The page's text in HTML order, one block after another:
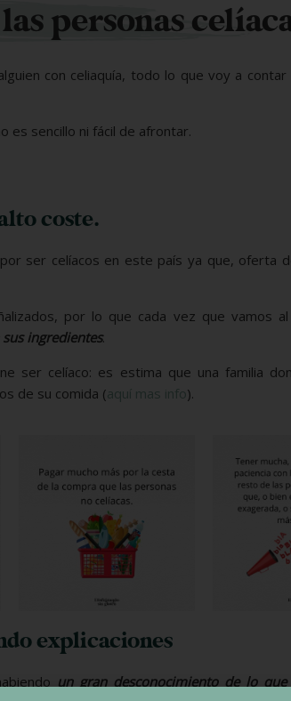
personas
con celiaquía, todo lo que voy a
es sencillo ni fácil de afrontar.
coste.
ser celíacos en este país ya que, oferta
por lo que cada vez que vamos al
ingredientes.
ser celíaco: es estima que una familia
de su comida (aquí mas info).
explicaciones
un gran desconocimiento de lo